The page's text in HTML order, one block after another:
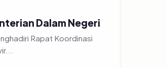
Dalam Negeri
Rapat Koordinasi